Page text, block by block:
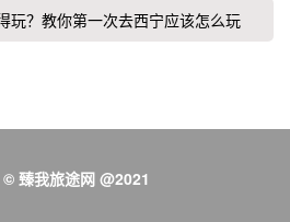
玩？教你第一次去西宁应该怎么玩
臻我旅途网 @2021